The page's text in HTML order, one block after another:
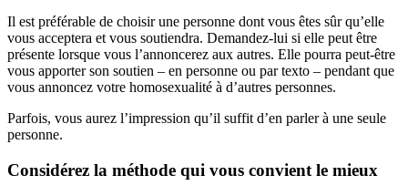
Il est préférable de choisir une personne dont vous êtes sûr qu’elle
vous acceptera et vous soutiendra. Demandez-lui si elle peut être
présente lorsque vous l’annoncerez aux autres. Elle pourra peut-être
vous apporter son soutien – en personne ou par texto – pendant que
vous annoncez votre homosexualité à d’autres personnes.
Parfois, vous aurez l’impression qu’il suffit d’en parler à une seule
personne.
Considérez la méthode qui vous convient le mieux